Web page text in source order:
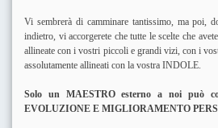
Vi sembrerà di camminare tantissimo, ma poi,
indietro, vi accorgerete che tutte le scelte che
allineate con i vostri piccoli e grandi vizi, con i
assolutamente allineati con la vostra INDOLE.
Solo un MAESTRO esterno a noi può
EVOLUZIONE E MIGLIORAMENTO